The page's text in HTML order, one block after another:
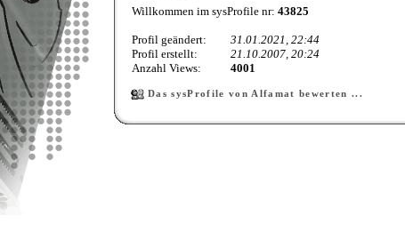
Willkommen im sysProfile nr: 43825
Profil geändert:
31.01.2021, 22:44
Profil erstellt:
21.10.2007, 20:24
Anzahl Views:
4001
Das sysProfile von Alfamat bewerten ...